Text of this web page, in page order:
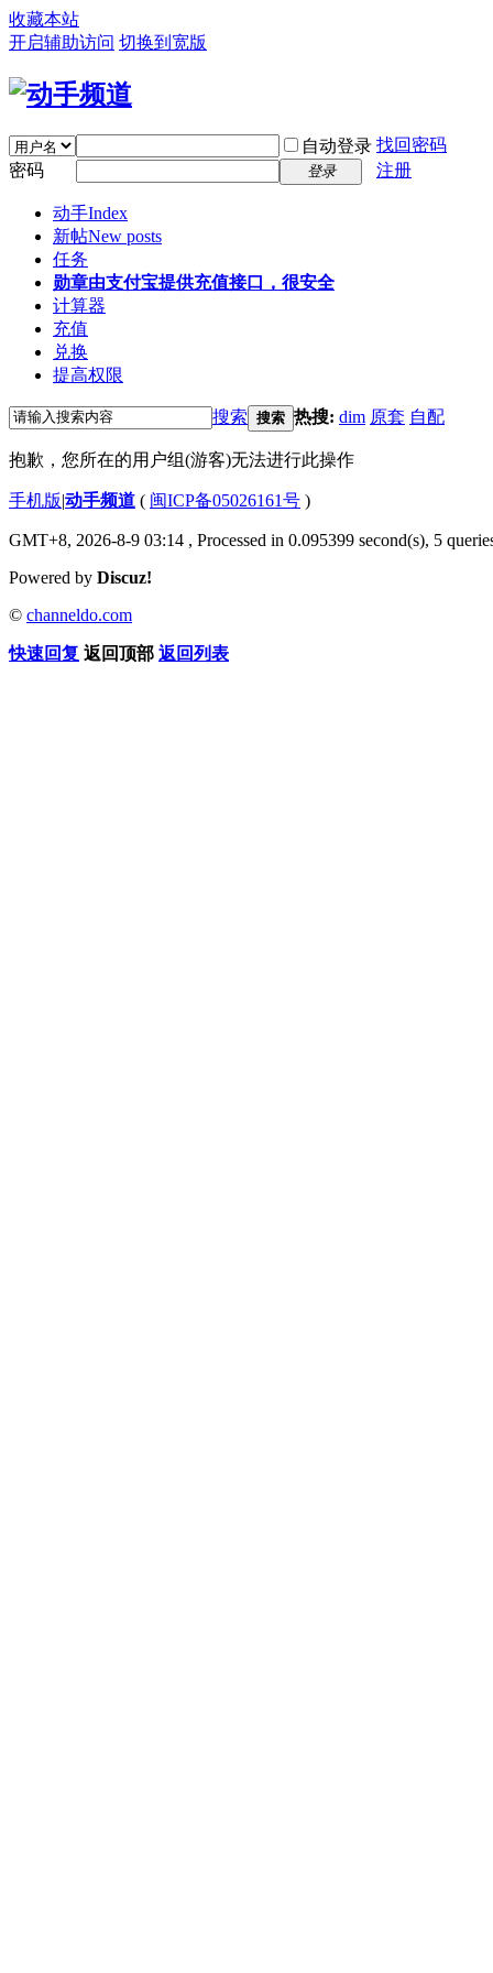
收藏本站
开启辅助访问 切换到宽版
自动登录 找回密码
密码
登录 注册
动手Index
新帖New posts
任务
勋章由支付宝提供充值接口，很安全
计算器
充值
兑换
提高权限
搜索 搜索 热搜: dim 原套 自配
抱歉，您所在的用户组(游客)无法进行此操作
手机版|动手频道 ( 闽ICP备05026161号 )
GMT+8, 2026-8-9 03:14 , Processed in 0.095399 second(s), 5
Powered by Discuz!
© channeldo.com
快速回复 返回顶部 返回列表